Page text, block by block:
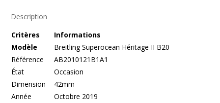
Description
Critères
Informations
Modèle
Breitling Superocean Héritage II B20
Référence
AB2010121B1A1
État
Occasion
Dimension
42mm
Année
Octobre 2019